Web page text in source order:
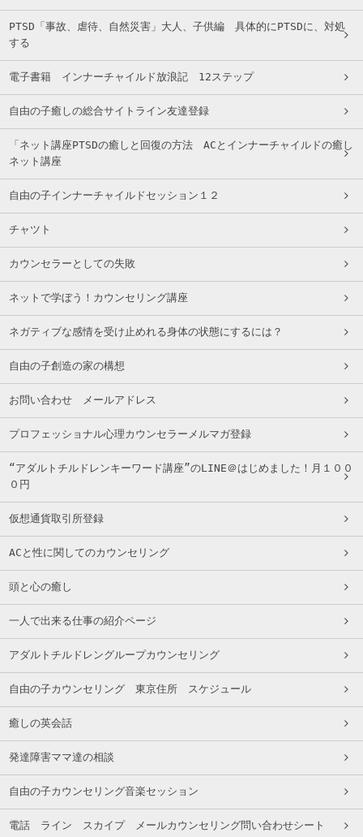
PTSD「事故、虐待、自然災害」大人、子供編 具体的にPTSDに、対処
する
電子書籍 インナーチャイルド放浪記 12ステップ
自由の子癒しの総合サイトライン友達登録
「ネット講座PTSDの癒しと回復の方法 ACとインナーチャイルドの癒し
ネット講座
自由の子インナーチャイルドセッション１２
チャツト
カウンセラーとしての失敗
ネットで学ぼう！カウンセリング講座
ネガティブな感情を受け止めれる身体の状態にするには？
自由の子創造の家の構想
お問い合わせ メールアドレス
プロフェッショナル心理カウンセラーメルマガ登録
“アダルトチルドレンキーワード講座”のLINE＠はじめました！月１００
０円
仮想通貨取引所登録
ACと性に関してのカウンセリング
頭と心の癒し
一人で出来る仕事の紹介ページ
アダルトチルドレングループカウンセリング
自由の子カウンセリング 東京住所 スケジュール
癒しの英会話
発達障害ママ達の相談
自由の子カウンセリング音楽セッション
電話 ライン スカイプ メールカウンセリング問い合わせシート